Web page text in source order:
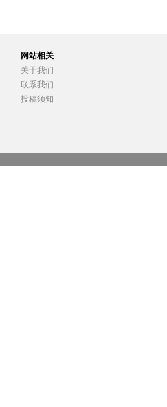
网站相关
关于我们
联系我们
投稿须知